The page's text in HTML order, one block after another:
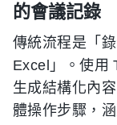
的會議記錄
傳統流程是「
Excel」。使用
生成結構化內
體操作步驟，